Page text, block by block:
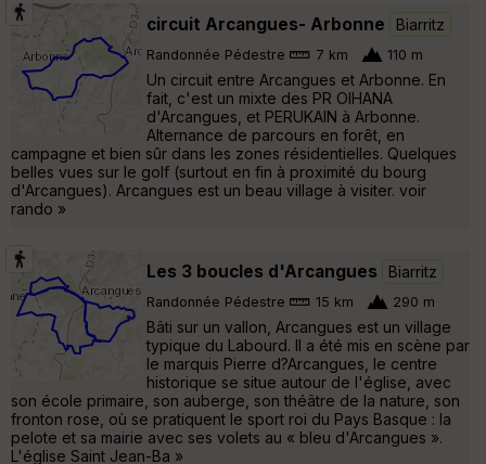
circuit Arcangues- Arbonne Biarritz
Randonnée Pédestre 7 km 110 m
Un circuit entre Arcangues et Arbonne. En
fait, c'est un mixte des PR OIHANA
d'Arcangues, et PERUKAIN à Arbonne.
Alternance de parcours en forêt, en
campagne et bien sûr dans les zones résidentielles. Quelques
belles vues sur le golf (surtout en fin à proximité du bourg
d'Arcangues). Arcangues est un beau village à visiter. voir
rando »
Les 3 boucles d'Arcangues Biarritz
Randonnée Pédestre 15 km 290 m
Bâti sur un vallon, Arcangues est un village
typique du Labourd. Il a été mis en scène par
le marquis Pierre d?Arcangues, le centre
historique se situe autour de l'église, avec
son école primaire, son auberge, son théâtre de la nature, son
fronton rose, où se pratiquent le sport roi du Pays Basque : la
pelote et sa mairie avec ses volets au « bleu d'Arcangues ».
L'église Saint Jean-Ba »